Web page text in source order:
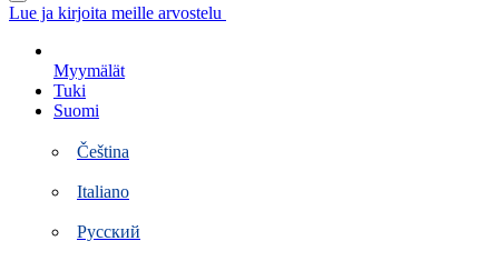
Lue ja kirjoita meille arvostelu
Myymälät
Tuki
Suomi
Čeština
Italiano
Русский